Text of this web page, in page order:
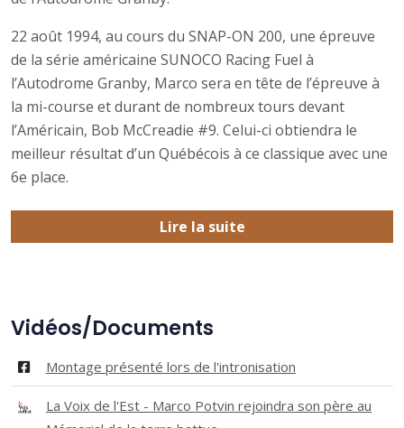
22 août 1994, au cours du SNAP-ON 200, une épreuve
de la série américaine SUNOCO Racing Fuel à
l’Autodrome Granby, Marco sera en tête de l’épreuve à
la mi-course et durant de nombreux tours devant
l’Américain, Bob McCreadie #9. Celui-ci obtiendra le
meilleur résultat d’un Québécois à ce classique avec une
6e place.
Lire la suite
Vidéos/Documents
Montage présenté lors de l'intronisation
La Voix de l'Est - Marco Potvin rejoindra son père au